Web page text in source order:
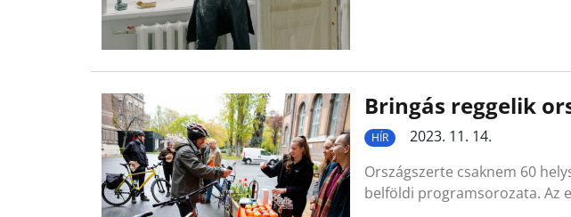
Bringás reggelik
HÍR
2023. 11. 14.
Országszerte csaknem 60
belföldi programsorozata. Az